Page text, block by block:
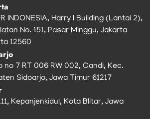
INDONESIA, Harry I Building (Lantai 2),
No. 151, Pasar Minggu, Jakarta
12560
no 7 RT 006 RW 002, Candi, Kec.
Sidoarjo, Jawa Timur 61217
Kepanjenkidul, Kota Blitar, Jawa